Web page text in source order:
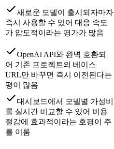
새로운 모델이 출시되자마자
즉시 사용할 수 있어 대응 속도
가 압도적이라는 평가가 많음
OpenAI API와 완벽 호환되
어 기존 프로젝트의 베이스
URL만 바꾸면 즉시 이전된다는
평이 많음
대시보드에서 모델별 가성비
를 실시간 비교할 수 있어 비용
절감에 효과적이라는 호평이 주
를 이룸